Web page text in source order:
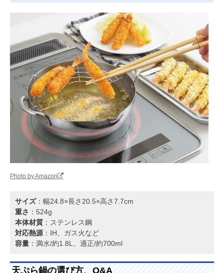
Photo by Amazon
サイズ：幅24.8×長さ20.5×高さ7.7cm
重さ ：524g
本体材質 ：ステンレス鋼
対応熱源 ：IH、ガス火など
容量 ：満水/約1.8L、適正/約700ml
天ぷら鍋の選び方、Q&A